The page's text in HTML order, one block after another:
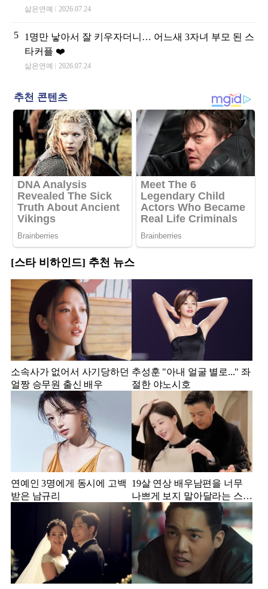
삶은연예 2026.07.24
5
1명만 낳아서 잘 키우자더니… 어느새 3자녀 부모 된 스
타커플 ❤️
삶은연예 2026.07.24
[스타 비하인드] 추천 뉴스
소속사가 없어서 사기당하던
얼짱 승무원 출신 배우
추성훈 "아내 얼굴 별로..." 좌
절한 야노시호
연예인 3명에게 동시에 고백
받은 남규리
19살 연상 배우남편을 너무
나쁘게 보지 말아달라는 스타
강사 아내